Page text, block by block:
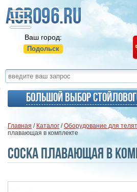
Ваш город:
Подольск
Большой выбор
Главная / Каталог /Оборудование для телят
плавающая в комплекте
Соска плавающая в